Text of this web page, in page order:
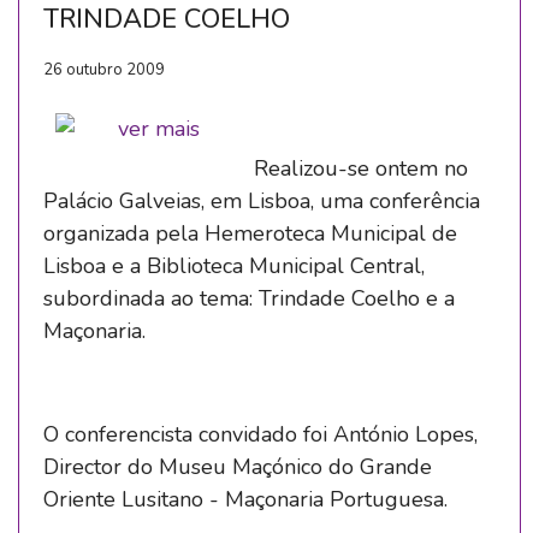
TRINDADE COELHO
26 outubro 2009
Realizou-se ontem no
Palácio Galveias, em Lisboa, uma conferência
organizada pela Hemeroteca Municipal de
Lisboa e a Biblioteca Municipal Central,
subordinada ao tema: Trindade Coelho e a
Maçonaria.
O conferencista convidado foi António Lopes,
Director do Museu Maçónico do Grande
Oriente Lusitano - Maçonaria Portuguesa.